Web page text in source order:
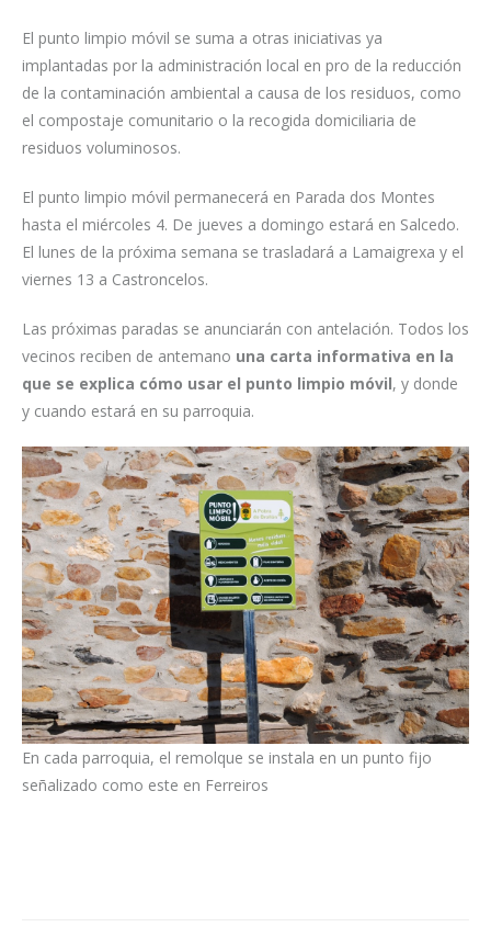
El punto limpio móvil se suma a otras iniciativas ya
implantadas por la administración local en pro de la reducción
de la contaminación ambiental a causa de los residuos, como
el compostaje comunitario o la recogida domiciliaria de
residuos voluminosos.
El punto limpio móvil permanecerá en Parada dos Montes
hasta el miércoles 4. De jueves a domingo estará en Salcedo.
El lunes de la próxima semana se trasladará a Lamaigrexa y el
viernes 13 a Castroncelos.
Las próximas paradas se anunciarán con antelación. Todos los
vecinos reciben de antemano una carta informativa en la
que se explica cómo usar el punto limpio móvil, y donde
y cuando estará en su parroquia.
En cada parroquia, el remolque se instala en un punto fijo
señalizado como este en Ferreiros